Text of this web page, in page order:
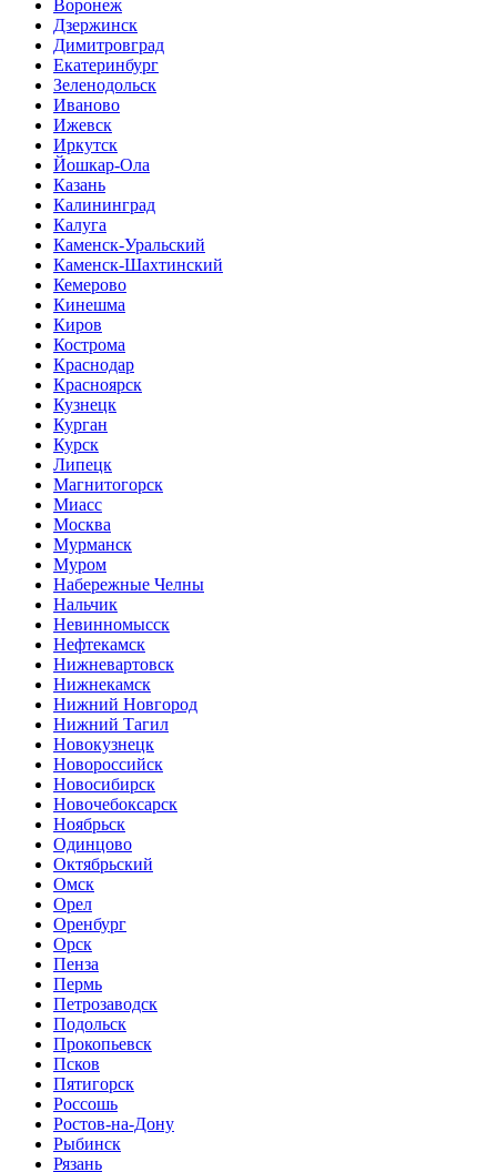
Воронеж
Дзержинск
Димитровград
Екатеринбург
Зеленодольск
Иваново
Ижевск
Иркутск
Йошкар-Ола
Казань
Калининград
Калуга
Каменск-Уральский
Каменск-Шахтинский
Кемерово
Кинешма
Киров
Кострома
Краснодар
Красноярск
Кузнецк
Курган
Курск
Липецк
Магнитогорск
Миасс
Москва
Мурманск
Муром
Набережные Челны
Нальчик
Невинномысск
Нефтекамск
Нижневартовск
Нижнекамск
Нижний Новгород
Нижний Тагил
Новокузнецк
Новороссийск
Новосибирск
Новочебоксарск
Ноябрьск
Одинцово
Октябрьский
Омск
Орел
Оренбург
Орск
Пенза
Пермь
Петрозаводск
Подольск
Прокопьевск
Псков
Пятигорск
Россошь
Ростов-на-Дону
Рыбинск
Рязань